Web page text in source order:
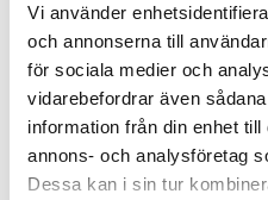
Vi använder
och annonserna till
för sociala medier och
vidarebefordrar även
information från din enhet
annons- och analysföretag
Dessa kan i sin tur
Reservera och hämta i butik
Charlottenberg
Falköping
Helsingborg